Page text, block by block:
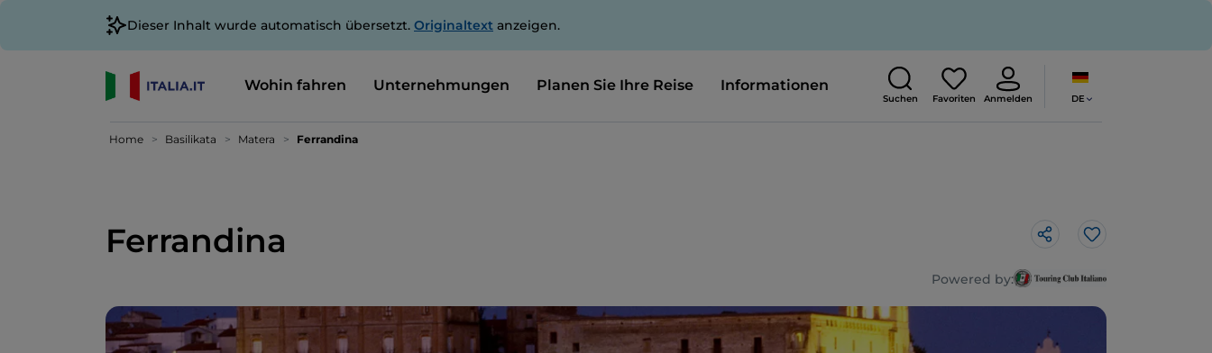
Dieser Inhalt wurde automatisch übersetzt. Originaltext anzeigen.
Wohin fahren Unternehmungen Planen Sie Ihre Reise Informationen
Suchen Favoriten Anmelden DE
Home Basilikata Matera Ferrandina
Ferrandina Like
Powered by: